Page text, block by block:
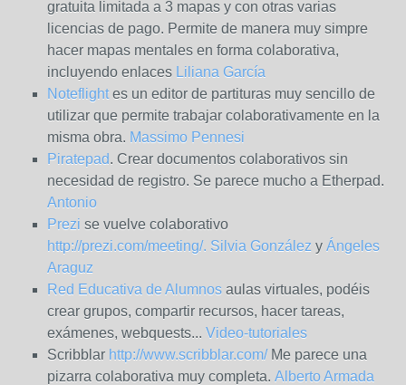
gratuita limitada a 3 mapas y con otras varias
licencias de pago. Permite de manera muy simpre
hacer mapas mentales en forma colaborativa,
incluyendo enlaces Liliana García
Noteflightes un editor de partituras muy sencillo de
utilizar que permite trabajar colaborativamente en la
misma obra. Massimo Pennesi
Piratepad. Crear documentos colaborativos sin
necesidad de registro. Se parece mucho a Etherpad.
Antonio
Prezi se vuelve colaborativo
http://prezi.com/meeting/. Silvia González y Ángeles
Araguz
Red Educativa de Alumnos aulas virtuales, podéis
crear grupos, compartir recursos, hacer tareas,
exámenes, webquests... Video-tutoriales
Scribblar http://www.scribblar.com/Me parece una
pizarra colaborativa muy completa. Alberto Armada